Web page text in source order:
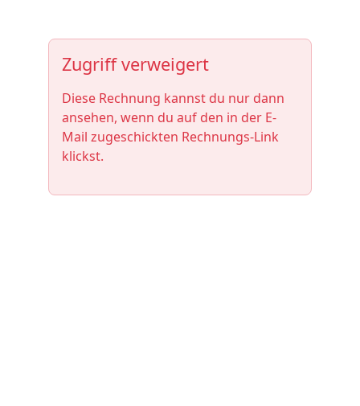
Zugriff verweigert
Diese Rechnung kannst du nur dann
ansehen, wenn du auf den in der E-
Mail zugeschickten Rechnungs-Link
klickst.